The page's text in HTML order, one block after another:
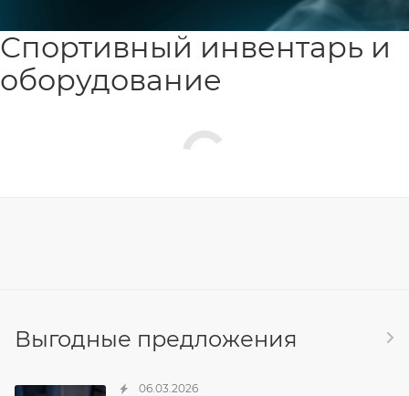
Спортивный инвентарь и
оборудование
Выгодные предложения
06.03.2026